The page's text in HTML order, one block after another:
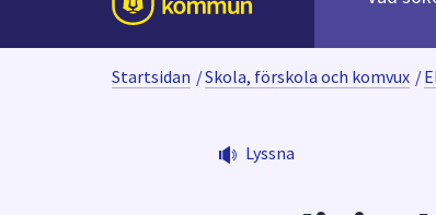
Till sidans
innehåll
När
Startsidan /Skola, förskola och komvux /
Lyssna